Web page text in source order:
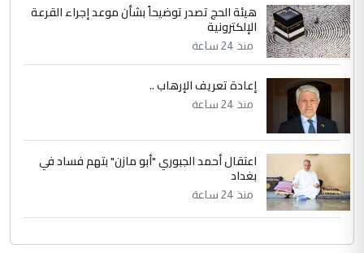
هيئة الحج تصدر توضيحاً بشأن موعد إجراء القرعة
الإلكترونية
منذ 24 ساعة
إعادة تعريف الإرهاب ..
منذ 24 ساعة
اعتقال أحمد الجبوري "أبو مازن" بتهم فساد في
بغداد
منذ 24 ساعة